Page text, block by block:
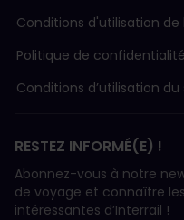
Conditions d'utilisation de
Politique de
Conditions d’utilisation du
RESTEZ INFORMÉ(E) !
Abonnez-vous à notre
de voyage et connaître
intéressantes d’Interrail !